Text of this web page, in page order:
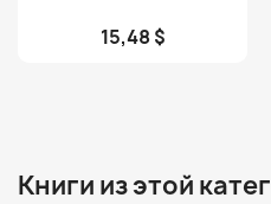
15,48 $
Книги из этой